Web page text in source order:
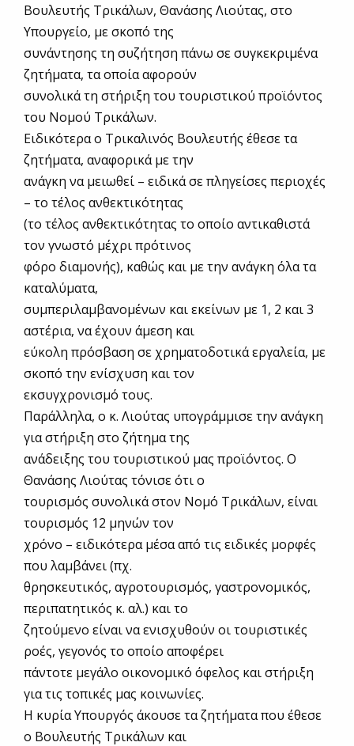
Βουλευτής Τρικάλων, Θανάσης Λιούτας, στο
Υπουργείο, με σκοπό της
συνάντησης τη συζήτηση πάνω σε συγκεκριμένα
ζητήματα, τα οποία αφορούν
συνολικά τη στήριξη του τουριστικού προϊόντος
του Νομού Τρικάλων.
Ειδικότερα ο Τρικαλινός Βουλευτής έθεσε τα
ζητήματα, αναφορικά με την
ανάγκη να μειωθεί – ειδικά σε πληγείσες περιοχές
– το τέλος ανθεκτικότητας
(το τέλος ανθεκτικότητας το οποίο αντικαθιστά
τον γνωστό μέχρι πρότινος
φόρο διαμονής), καθώς και με την ανάγκη όλα τα
καταλύματα,
συμπεριλαμβανομένων και εκείνων με 1, 2 και 3
αστέρια, να έχουν άμεση και
εύκολη πρόσβαση σε χρηματοδοτικά εργαλεία, με
σκοπό την ενίσχυση και τον
εκσυγχρονισμό τους.
Παράλληλα, ο κ. Λιούτας υπογράμμισε την ανάγκη
για στήριξη στο ζήτημα της
ανάδειξης του τουριστικού μας προϊόντος. Ο
Θανάσης Λιούτας τόνισε ότι ο
τουρισμός συνολικά στον Νομό Τρικάλων, είναι
τουρισμός 12 μηνών τον
χρόνο – ειδικότερα μέσα από τις ειδικές μορφές
που λαμβάνει (πχ.
θρησκευτικός, αγροτουρισμός, γαστρονομικός,
περιπατητικός κ. αλ.) και το
ζητούμενο είναι να ενισχυθούν οι τουριστικές
ροές, γεγονός το οποίο αποφέρει
πάντοτε μεγάλο οικονομικό όφελος και στήριξη
για τις τοπικές μας κοινωνίες.
Η κυρία Υπουργός άκουσε τα ζητήματα που έθεσε
ο Βουλευτής Τρικάλων και